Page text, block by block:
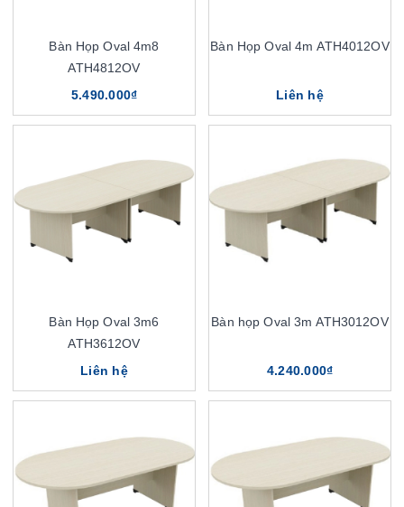
Bàn Họp Oval 4m8
ATH4812OV
5.490.000₫
Bàn Họp Oval 4m ATH4012OV
Liên hệ
Bàn Họp Oval 3m6
ATH3612OV
Liên hệ
Bàn họp Oval 3m ATH3012OV
4.240.000₫